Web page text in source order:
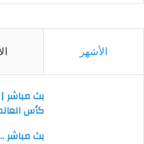
الأشهر
بث مباشر
كأس
بث مباشر